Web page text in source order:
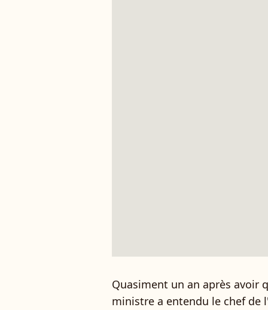
Quasiment un an après avoir
ministre a entendu le chef de